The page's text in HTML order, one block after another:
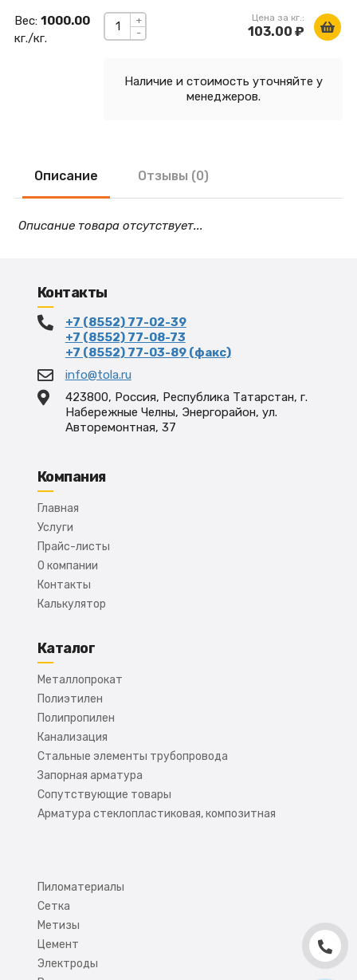
-
+ Цена за кг.:
103.00 ₽
Наличие и стоимость уточняйте у
менеджеров.
Вес: 1000.00
кг./кг.
Описание Отзывы (0)
Описание товара отсутствует...
Контакты
+7 (8552) 77-02-39
+7 (8552) 77-08-73
+7 (8552) 77-03-89 (факс)
info@tola.ru
423800, Россия, Республика Татарстан, г.
Набережные Челны, Энергорайон, ул.
Авторемонтная, 37
Компания
Главная
Услуги
Прайс-листы
О компании
Контакты
Калькулятор
Каталог
Металлопрокат
Полиэтилен
Полипропилен
Канализация
Стальные элементы трубопровода
Запорная арматура
Сопутствующие товары
Арматура стеклопластиковая, композитная
Пиломатериалы
Сетка
Метизы
Цемент
Электроды